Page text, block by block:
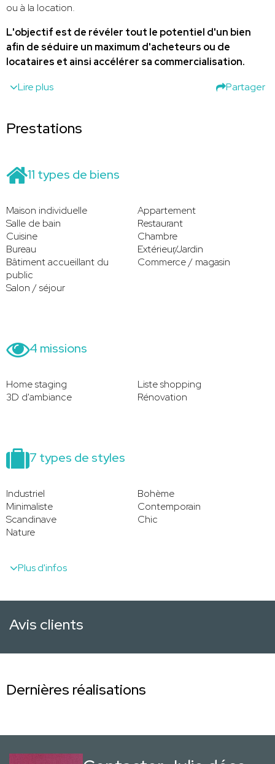
ou à la location.
L'objectif est de révéler tout le potentiel d'un bien
afin de séduire un maximum d'acheteurs ou de
locataires et ainsi accélérer sa commercialisation.
Lire plus
Partager
Prestations
11 types de biens
Maison individuelle
Appartement
Salle de bain
Restaurant
Cuisine
Chambre
Bureau
Extérieur/Jardin
Bâtiment accueillant du
public
Commerce / magasin
Salon / séjour
7 types de styles
Industriel
Bohème
Minimaliste
Contemporain
Scandinave
Chic
Nature
4 missions
Home staging
Liste shopping
3D d'ambiance
Rénovation
Plus d'infos
Avis clients
Dernières réalisations